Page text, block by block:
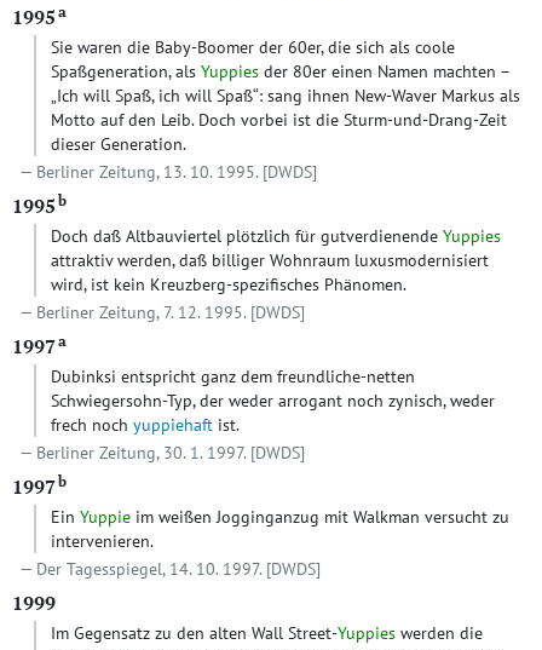
1995 a
Sie waren die Baby-Boomer der 60er, die sich als coole
Spaßgeneration, als Yuppies der 80er einen Namen machten –
„Ich will Spaß, ich will Spaß“: sang ihnen New-Waver Markus als
Motto auf den Leib. Doch vorbei ist die Sturm-und-Drang-Zeit
dieser Generation.
Berliner Zeitung, 13. 10. 1995. [DWDS]
1995 b
Doch daß Altbauviertel plötzlich für gutverdienende Yuppies
attraktiv werden, daß billiger Wohnraum luxusmodernisiert
wird, ist kein Kreuzberg-spezifisches Phänomen.
Berliner Zeitung, 7. 12. 1995. [DWDS]
1997a
Dubinksi entspricht ganz dem freundliche-netten
Schwiegersohn-Typ, der weder arrogant noch zynisch, weder
frech noch yuppiehaft ist.
Berliner Zeitung, 30. 1. 1997. [DWDS]
1997b
Ein Yuppie im weißen Jogginganzug mit Walkman versucht zu
intervenieren.
Der Tagesspiegel, 14. 10. 1997. [DWDS]
1999
Im Gegensatz zu den alten Wall Street-Yuppies werden die